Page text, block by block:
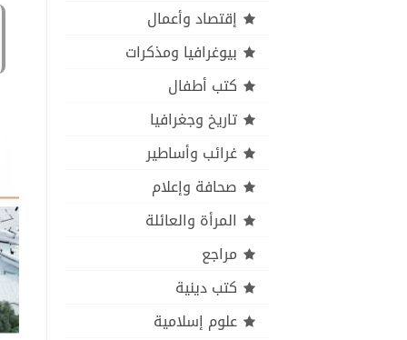
إقتصاد وأعمال
بيوغرافيا ومذكرات
كتب أطفال
تاريخ وجغرافيا
غرائب وأساطير
صحافة وإعلام
المرأة والعائلة
مراجع
كتب دينية
علوم إسلامية